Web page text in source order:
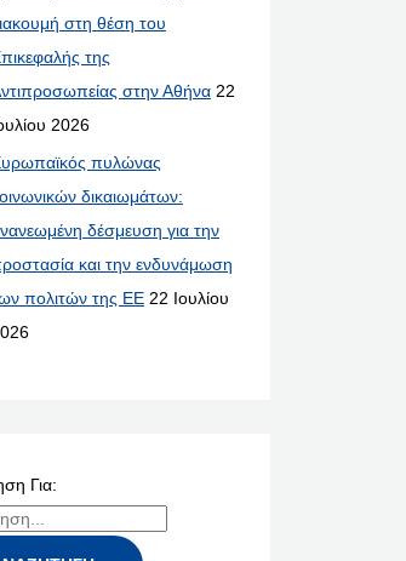
στη θέση του
της
στην Αθήνα 22
2026
πυλώνας
δικαιωμάτων:
δέσμευση για την
και την ενδυνάμωση
πολιτών της ΕΕ 22 Ιουλίου
Για: